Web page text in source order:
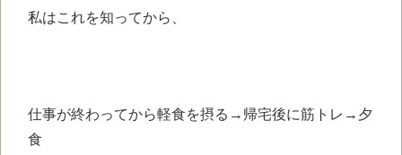
私はこれを知ってから、
仕事が終わってから軽食を摂る→帰宅後に筋トレ→夕
食